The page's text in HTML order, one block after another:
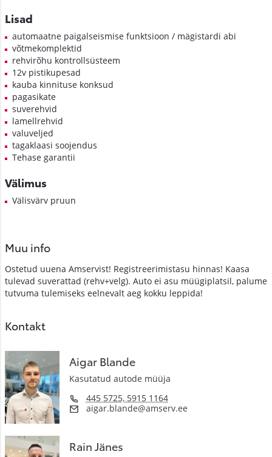
Lisad
automaatne paigalseismise funktsioon / mägistardi abi
võtmekomplektid
rehvirõhu kontrollsüsteem
12v pistikupesad
kauba kinnituse konksud
pagasikate
suverehvid
lamellrehvid
valuveljed
tagaklaasi soojendus
Tehase garantii
Välimus
Välisvärv pruun
Muu info
Ostetud uuena Amservist! Registreerimistasu hinnas! Kaasa
tulevad suverattad (rehv+velg). Auto ei asu müügiplatsil, palume
tutvuma tulemiseks eelnevalt aeg kokku leppida!
Kontakt
Aigar Blande
Kasutatud autode müüja
445 5725, 5915 1164
aigar.blande@amserv.ee
Rain Jänes